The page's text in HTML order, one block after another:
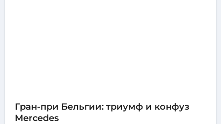
Гран-при Бельгии: триумф и конфуз
Mercedes